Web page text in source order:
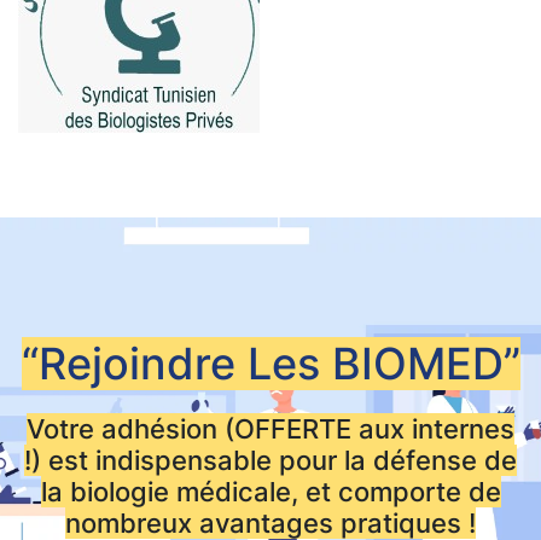
“Rejoindre Les BIOMED”
Votre adhésion (OFFERTE aux internes
!) est indispensable pour la défense de
la biologie médicale, et comporte de
nombreux avantages pratiques !